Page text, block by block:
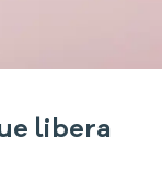
libera